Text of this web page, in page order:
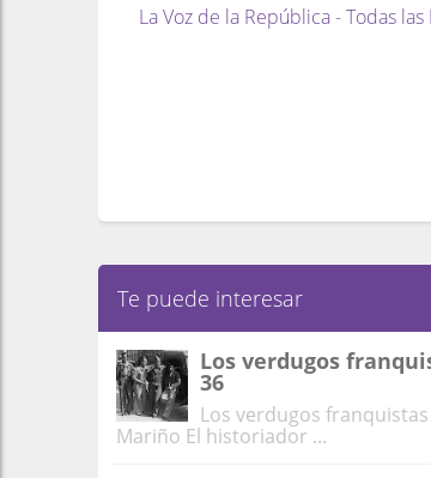
La Voz de la República - Todas las
Te puede interesar
Los verdugos
36
Los verdugos
Mariño El historiador ...